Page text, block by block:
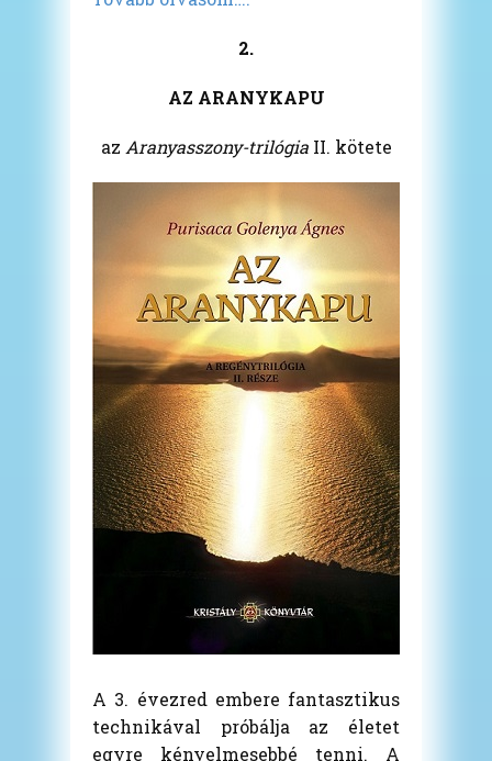
2.
AZ ARANYKAPU
az Aranyasszony-trilógiaII. kötete
A 3. évezred embere fantasztikus
technikával próbálja az életet
egyre kényelmesebbé tenni. A